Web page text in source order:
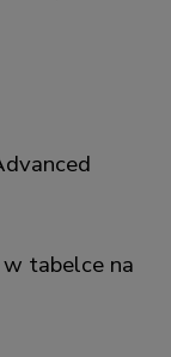
tabelce na